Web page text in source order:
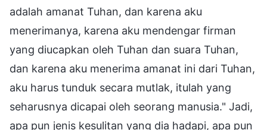
adalah amanat Tuhan, dan karena aku
menerimanya, karena aku mendengar firman
yang diucapkan oleh Tuhan dan suara Tuhan,
dan karena aku menerima amanat ini dari Tuhan,
aku harus tunduk secara mutlak, itulah yang
seharusnya dicapai oleh seorang manusia." Jadi,
apa pun jenis kesulitan yang dia hadapi, apa pun